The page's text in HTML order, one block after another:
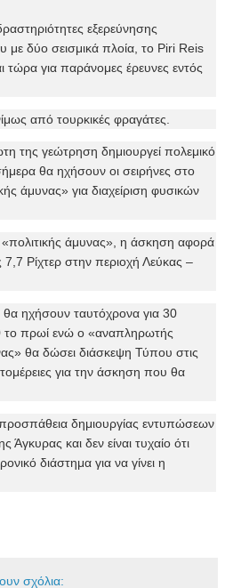
εξερεύνησης
με δύο σεισμικά πλοία, το Piri Reis
τώρα για παράνομες έρευνες εντός
από τουρκικές φραγάτες.
της γεώτρηση δημιουργεί πολεμικό
θα ηχήσουν οι σειρήνες στο
άμυνας» για διαχείριση φυσικών
άμυνας», η άσκηση αφορά
7,7 Ρίχτερ στην περιοχή Λεύκας –
θα ηχήσουν ταυτόχρονα για 30
το πρωί ενώ ο «αναπληρωτής
θα δώσει διάσκεψη Τύπου στις
για την άσκηση που θα
προσπάθεια δημιουργίας εντυπώσεων
Άγκυρας και δεν είναι τυχαίο ότι
διάστημα για να γίνει η
σχόλια: